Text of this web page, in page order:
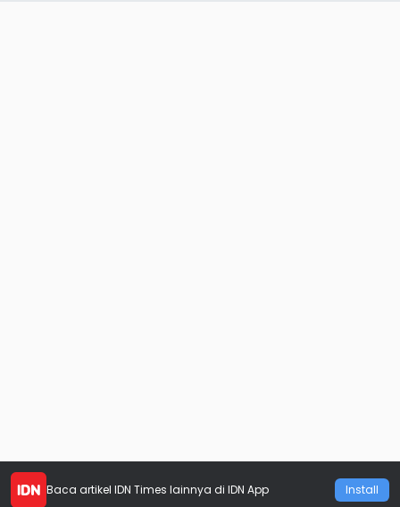
Baca artikel IDN Times lainnya di IDN App Install